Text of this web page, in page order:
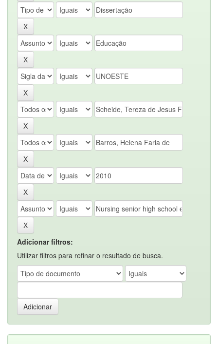
Adicionar filtros:
Utilizar filtros para refinar o resultado de busca.